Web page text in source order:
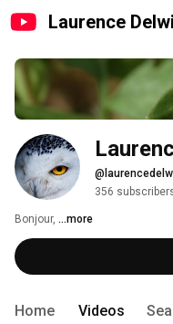
Laurence
356
Bonjour, ...more
Home Videos